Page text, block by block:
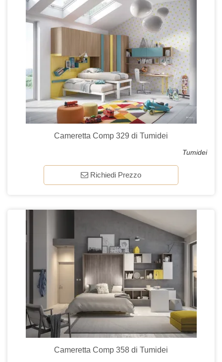
Cameretta Comp 329 di Tumidei
Tumidei
Richiedi Prezzo
Cameretta Comp 358 di Tumidei